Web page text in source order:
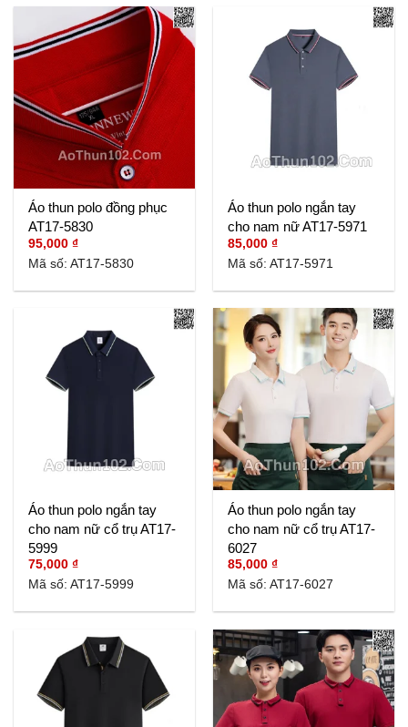
Áo thun polo đồng phục
AT17-5830
95,000₫
Mã số: AT17-5830
Áo thun polo ngắn tay
cho nam nữ AT17-5971
85,000₫
Mã số: AT17-5971
Áo thun polo ngắn tay
cho nam nữ cổ trụ AT17-
5999
75,000₫
Mã số: AT17-5999
Áo thun polo ngắn tay
cho nam nữ cổ trụ AT17-
6027
85,000₫
Mã số: AT17-6027